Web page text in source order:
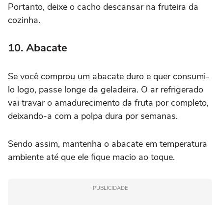
Portanto, deixe o cacho descansar na fruteira da
cozinha.
10. Abacate
Se você comprou um abacate duro e quer consumi-
lo logo, passe longe da geladeira. O ar refrigerado
vai travar o amadurecimento da fruta por completo,
deixando-a com a polpa dura por semanas.
Sendo assim, mantenha o abacate em temperatura
ambiente até que ele fique macio ao toque.
PUBLICIDADE